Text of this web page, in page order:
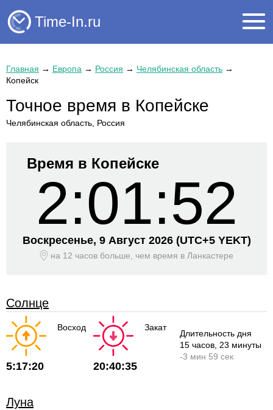
Time-In.ru
Главная → Европа → Россия → Челябинская область →
Копейск
Точное время в Копейске
Челябинская область, Россия
Время в Копейске
2:01:52
Воскресенье, 9 Август 2026 (UTC+5 YEKT)
на 12 часов больше, чем время в Ланкастере
Солнце
Восход
5:17:20
Закат
20:40:35
Длительность дня
15 часов , 23 минуты
-3 мин 59 сек
Луна